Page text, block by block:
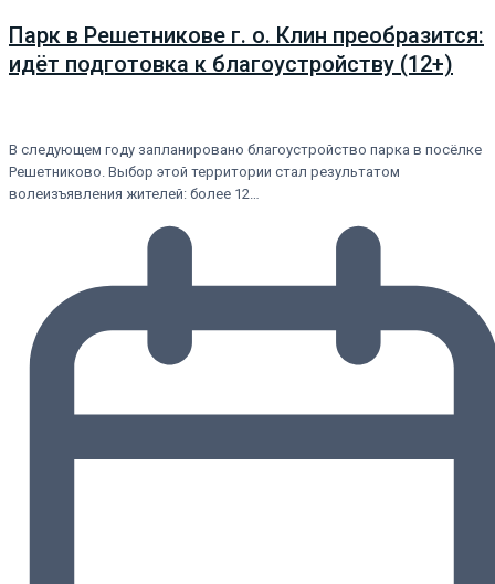
Парк в Решетникове г. о. Клин преобразится:
идёт подготовка к благоустройству (12+)
В следующем году запланировано благоустройство парка в посёлке
Решетниково. Выбор этой территории стал результатом
волеизъявления жителей: более 12…